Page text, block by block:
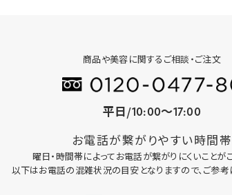
商品や美容に関するご相談・ご注文
平日/10:00～17:00
お電話が繋がりやすい時間帯
曜日・時間帯によってお電話が繋がりにくいことがご
以下はお電話の混雑状況の目安となりますので、ご参考